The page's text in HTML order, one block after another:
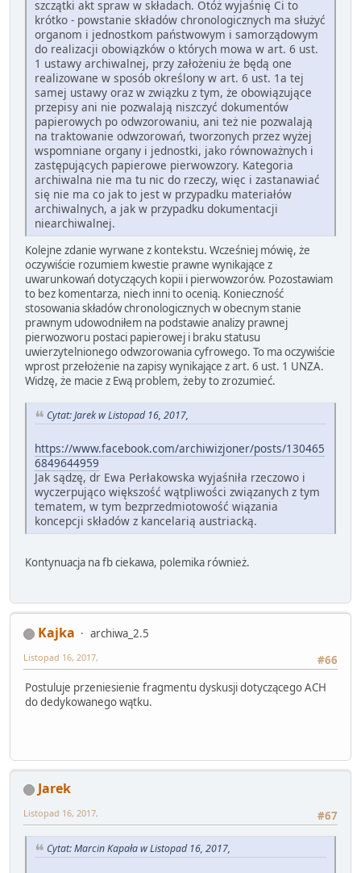
szczątki akt spraw w składach. Otóż wyjaśnię Ci to
krótko - powstanie składów chronologicznych ma służyć
organom i jednostkom państwowym i samorządowym
do realizacji obowiązków o których mowa w art. 6 ust.
1 ustawy archiwalnej, przy założeniu że będą one
realizowane w sposób określony w art. 6 ust. 1a tej
samej ustawy oraz w związku z tym, że obowiązujące
przepisy ani nie pozwalają niszczyć dokumentów
papierowych po odwzorowaniu, ani też nie pozwalają
na traktowanie odwzorowań, tworzonych przez wyżej
wspomniane organy i jednostki, jako równoważnych i
zastępujących papierowe pierwowzory. Kategoria
archiwalna nie ma tu nic do rzeczy, więc i zastanawiać
się nie ma co jak to jest w przypadku materiałów
archiwalnych, a jak w przypadku dokumentacji
niearchiwalnej.
Kolejne zdanie wyrwane z kontekstu. Wcześniej mówię, że
oczywiście rozumiem kwestie prawne wynikające z
uwarunkowań dotyczących kopii i pierwowzorów. Pozostawiam
to bez komentarza, niech inni to ocenią. Konieczność
stosowania składów chronologicznych w obecnym stanie
prawnym udowodniłem na podstawie analizy prawnej
pierwozworu postaci papierowej i braku statusu
uwierzytelnionego odwzorowania cyfrowego. To ma oczywiście
wprost przełożenie na zapisy wynikające z art. 6 ust. 1 UNZA.
Widzę, że macie z Ewą problem, żeby to zrozumieć.
Cytat: Jarek w Listopad 16, 2017,
https://www.facebook.com/archiwizjoner/posts/130465
6849644959
Jak sądzę, dr Ewa Perłakowska wyjaśniła rzeczowo i
wyczerpująco większość wątpliwości związanych z tym
tematem, w tym bezprzedmiotowość wiązania
koncepcji składów z kancelarią austriacką.
Kontynuacja na fb ciekawa, polemika również.
Kajka
archiwa_2.5
#66
Listopad 16, 2017,
Postuluje przeniesienie fragmentu dyskusji dotyczącego ACH
do dedykowanego wątku.
Jarek
#67
Listopad 16, 2017,
Cytat: Marcin Kapała w Listopad 16, 2017,